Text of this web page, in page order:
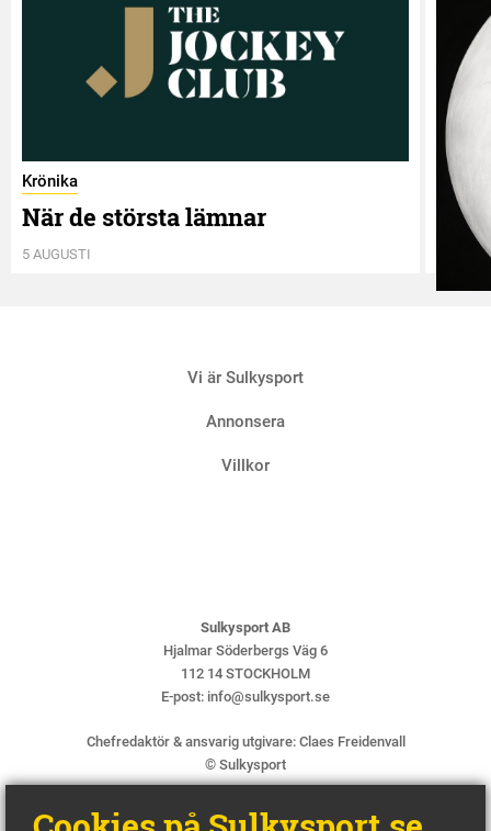
Krönika
När de största lämnar
5 AUGUSTI
Vi är Sulkysport
Annonsera
Villkor
Sulkysport AB
Hjalmar Söderbergs Väg 6
112 14 STOCKHOLM
E-post: info@sulkysport.se
Chefredaktör & ansvarig utgivare: Claes Freidenvall
© Sulkysport